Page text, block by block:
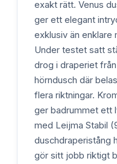
exakt rätt. Venus
ger ett elegant
exklusiv än enklare
Under testet satt
drog i draperiet
hörndusch där
flera riktningar.
ger badrummet ett
med Leijma Stabil
duschdraperistång
gör sitt jobb riktigt